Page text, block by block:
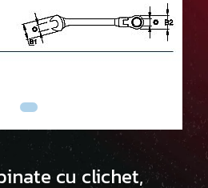
cu clichet,